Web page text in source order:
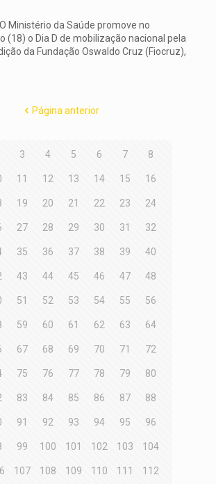
Ministério da Saúde promove no
(18) o Dia D de mobilização nacional pela
da Fundação Oswaldo Cruz (Fiocruz),
Página anterior
3 4 5 6 7 8
11 12 13 14 15 16
19 20 21 22 23 24
27 28 29 30 31 32
35 36 37 38 39 40
43 44 45 46 47 48
51 52 53 54 55 56
59 60 61 62 63 64
67 68 69 70 71 72
75 76 77 78 79 80
83 84 85 86 87 88
91 92 93 94 95 96
99 100 101 102 103 104
107 108 109 110 111 112